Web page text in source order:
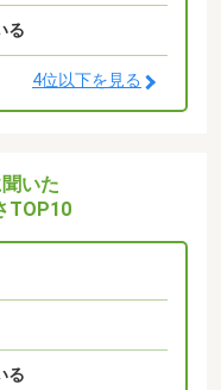
る
4位以下を見る
いた
TOP10
る